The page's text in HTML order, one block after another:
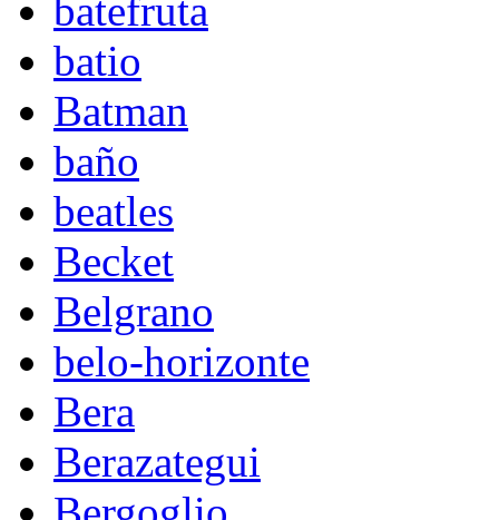
batefruta
batio
Batman
baño
beatles
Becket
Belgrano
belo-horizonte
Bera
Berazategui